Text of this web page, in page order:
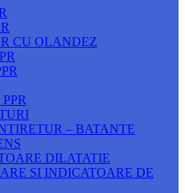
CU OLANDEZ
– BATANTE
DILATATIE
SI INDICATOARE DE